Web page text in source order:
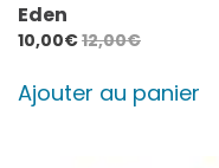
Eden
10,00€12,00€
Ajouter au panier